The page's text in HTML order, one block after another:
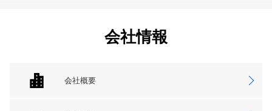
会社情報
会社概要